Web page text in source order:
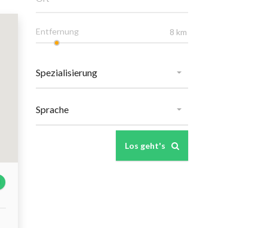
Entfernung
Los geht's